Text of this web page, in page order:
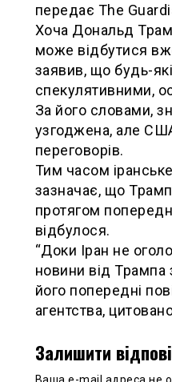
передає The
Хоча Дональд
може відбутися
заявив, що будь-
спекулятивними,
За його словами,
узгоджена, ​​але
переговорів.
Тим часом
зазначає, що
протягом
відбулося.
“Доки Іран не
новини від Трампа
його попередні
агентства,
Залишити
Ваша e-mail адреса не